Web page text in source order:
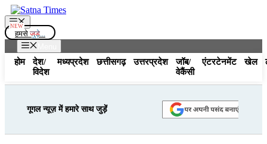
Skip
to
content
Menu
हमसे जुड़े...
होम
देश/
विदेश
मध्यप्रदेश छत्तीसगढ़ उत्तरप्रदेश
जॉब/
वेकैंसी
एंटरटेनमेंट खेल
गूगल न्यूज़ में हमारे साथ जुड़ें